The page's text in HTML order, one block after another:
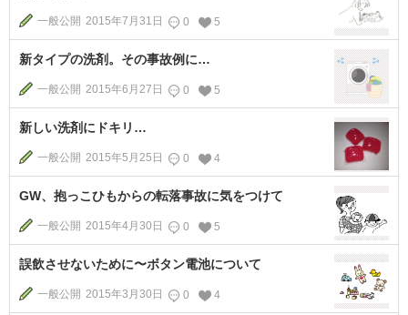
一般公開 2015年7月31日 0 5
新タイプの洗剤。その事故例に…
一般公開 2015年6月27日 0 5
新しい洗剤にドキリ…
一般公開 2015年5月25日 0 4
GW、抱っこひもからの転落事故に気をつけて
一般公開 2015年4月30日 0 5
誤飲させないために〜ボタン電池について
一般公開 2015年3月30日 0 4